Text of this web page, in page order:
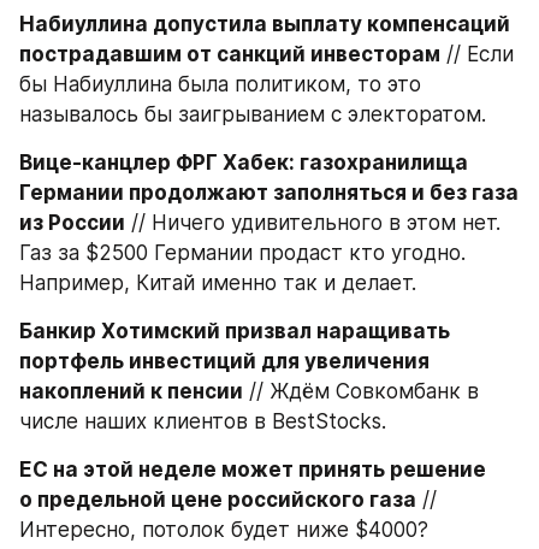
Набиуллина допустила выплату компенсаций
пострадавшим от санкций инвесторам // Если
бы Набиуллина была политиком, то это
называлось бы заигрыванием с электоратом.
Вице-канцлер ФРГ Хабек: газохранилища
Германии продолжают заполняться и без газа
из России // Ничего удивительного в этом нет.
Газ за $2500 Германии продаст кто угодно.
Например, Китай именно так и делает.
Банкир Хотимский призвал наращивать
портфель инвестиций для увеличения
накоплений к пенсии // Ждём Совкомбанк в
числе наших клиентов в BestStocks.
ЕС на этой неделе может принять решение
о предельной цене российского газа //
Интересно, потолок будет ниже $4000?